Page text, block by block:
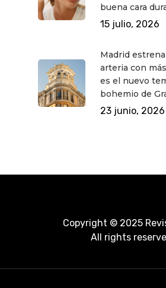
buena cara
15 julio, 2026
Madrid
arteria con
es el nuevo
bohemio de
23 junio, 2026
Copyright © 2025
All rights